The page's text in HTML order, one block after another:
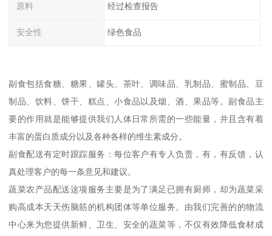
原料 经过检查报告
安全性 绿色食品
副食包括食糖、糖果、罐头、茶叶、调味品、乳制品、蜜制品、豆
制品、饮料、饼干、糕点、小食品以及烟、酒、果品等。副食品主
要的作用就是能够提供我们人体日常所需的一些能量，并且含有着
丰富的蛋白质成分以及各种各样的维生素成分。
副食配送有定时跟踪服务：每位客户有专人负责，有，有反馈，认
真处理客户的每一条意见和建议。
蔬菜农产品配送这项服务主要是为了满足已拥有厨师，却为蔬菜采
购高成本天天伤脑筋的机构团体等单位服务。由我们完善的的物流
中心来为您提供新鲜、卫生、安全的蔬菜等，不仅有效降低食材成